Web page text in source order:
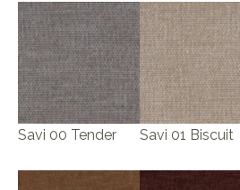
Savi 00 Tender Savi 01 Biscuit